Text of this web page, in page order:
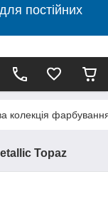
постійних
колекція
Topaz